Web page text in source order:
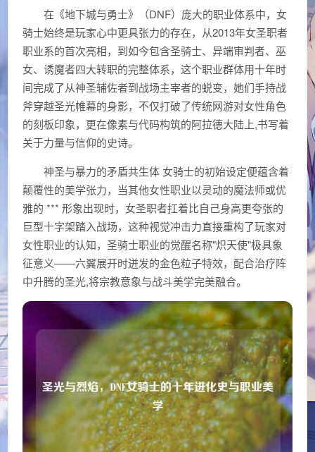
在《地下城与勇士》（DNF）庞大的职业体系中，女
骑士始终是玩家心中更具张力的存在，从2013年女圣职者
职业系的首次亮相，到如今包含圣骑士、异端审判者、巫
女、诱魔者四大转职的完整体系，这个职业群体用十年时
间完成了从神圣辅佐者到战场主宰者的蜕变，她们手持战
斧穿越圣光帷幕的身影，不仅打破了传统网游对女性角色
的刻板印象，更在像素与代码构筑的阿拉德大陆上,书写着
关于力量与信仰的史诗。
神圣与暴力的矛盾共生体 女骑士的初始设定便蕴含着
颠覆性的美学张力，当其他女性职业以灵动的魔法师或优
雅的 *** 形象出现时，女圣职者扛着比自己身高更夸张的
巨型十字架踏入战场，这种视觉冲击力直接重构了玩家对
女性职业的认知，圣骑士职业的觉醒名称"炽天使"极具象
征意义——六翼展开时迸发的金色粒子特效，配合治疗阵
中升腾的圣光,将宗教意象与战斗美学完美融合。